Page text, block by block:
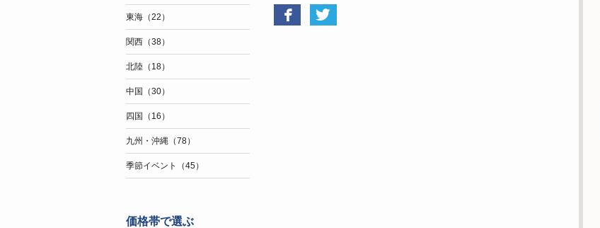
東海（22）
関西（38）
北陸（18）
中国（30）
四国（16）
九州・沖縄（78）
季節イベント（45）
価格帯で選ぶ